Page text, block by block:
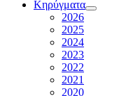
Κηρύγματα
2026
2025
2024
2023
2022
2021
2020